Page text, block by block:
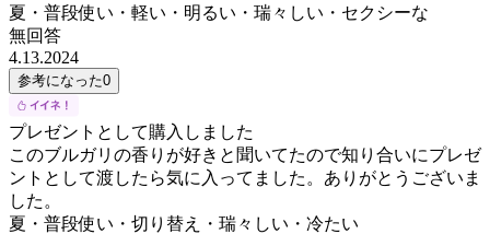
夏・普段使い・軽い・明るい・瑞々しい・セクシーな
無回答
4.13.2024
参考になった0
プレゼントとして購入しました
このブルガリの香りが好きと聞いてたので知り合いにプレゼ
ントとして渡したら気に入ってました。ありがとうございま
した。
夏・普段使い・切り替え・瑞々しい・冷たい